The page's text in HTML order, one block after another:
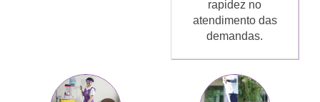
rapidez no
atendimento das
demandas.